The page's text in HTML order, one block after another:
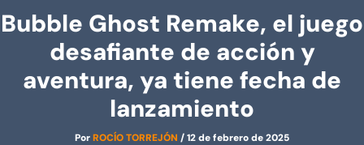
Bubble Ghost Remake, el juego
desafiante de acción y
aventura, ya tiene fecha de
lanzamiento
PorROCÍO TORREJÓN /12 de febrero de 2025